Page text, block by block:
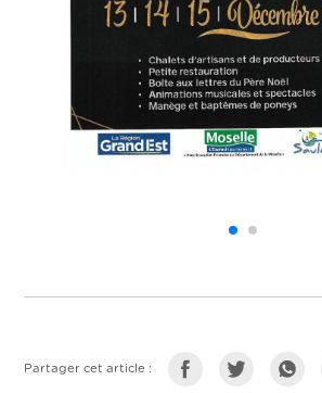
Partager cet article :